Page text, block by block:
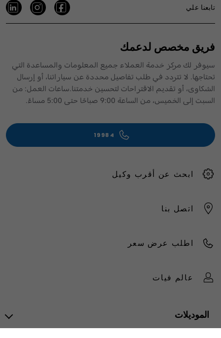
تابعنا علي
فريق مخصص لدعمك
سيوفر لك مركز خدمة العملاء جميع المعلومات والمساعدة التي
تحتاجها. لا تتردد في طلب تفاصيل محددة عن سياراتنا، أو إرسال
الشكاوى، أو تقديم الاقتراحات لتحسين خدمتنا.ساعات العمل: من
السبت إلى الخميس، من الساعة 9:00 صباحًا حتى 5:00 مساءً.
19984
ابحث عن أقرب وكيل
اتصل بنا
اطلب عرض سعر
عالم فيات
الموديلات